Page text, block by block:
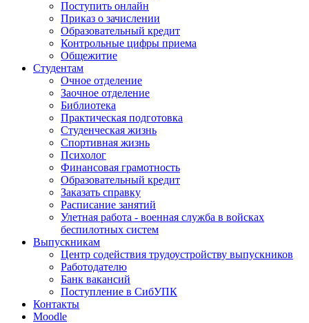
Поступить онлайн
Приказ о зачислении
Образовательный кредит
Контрольные цифры приема
Общежитие
Студентам
Очное отделение
Заочное отделение
Библиотека
Практическая подготовка
Студенческая жизнь
Спортивная жизнь
Психолог
Финансовая грамотность
Образовательный кредит
Заказать справку
Расписание занятий
Улетная работа - военная служба в войсках
беспилотных систем
Выпускникам
Центр содействия трудоустройству выпускников
Работодателю
Банк вакансий
Поступление в СибУПК
Контакты
Moodle